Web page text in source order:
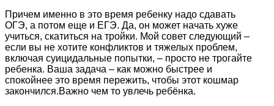
Причем именно в это время ребенку надо сдавать
ОГЭ, а потом еще и ЕГЭ. Да, он может начать хуже
учиться, скатиться на тройки. Мой совет следующий –
если вы не хотите конфликтов и тяжелых проблем,
включая суицидальные попытки, – просто не трогайте
ребенка. Ваша задача – как можно быстрее и
спокойнее это время пережить, чтобы этот кошмар
закончился.Важно чем то увлечь ребёнка.